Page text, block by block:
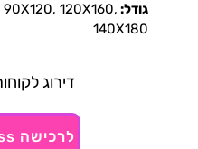
גודל: 120X160,
140X180
דירוג
לרכישה aliexpress